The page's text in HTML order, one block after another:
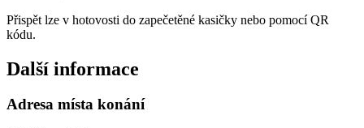
Přispět lze v hotovosti do zapečetěné kasičky nebo pomocí QR
kódu.
Další informace
Adresa místa konání